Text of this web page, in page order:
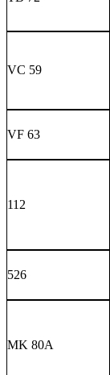
VC 59
VF 63
112
526
MK 80A